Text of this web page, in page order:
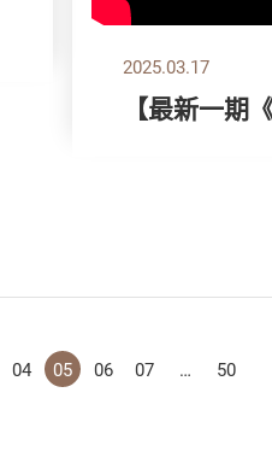
2025.03.17
【最新一期
04 05 06 07 … 50